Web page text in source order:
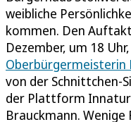
weibliche
kommen. Den
Dezember, um 18
Oberbürgermeisterin
von der Schnittchen-
der Plattform
Brauckmann.